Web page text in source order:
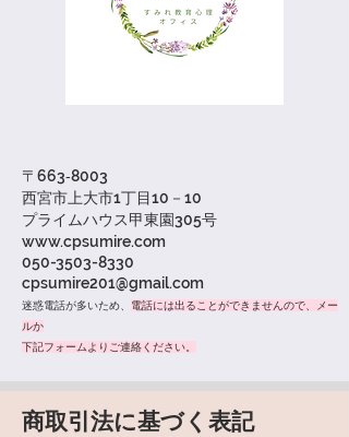
〒663‐8003
西宮市上大市1丁目10－10
​プライムハウス甲東園305号
www.cpsumire.com
050-3503-8330
cpsumire201@gmail.com
迷惑電話が多いため、 電話には出ることができ ませんので、メー
ルか
下記フォームよりご連絡ください。
​商取引法に基づく表記